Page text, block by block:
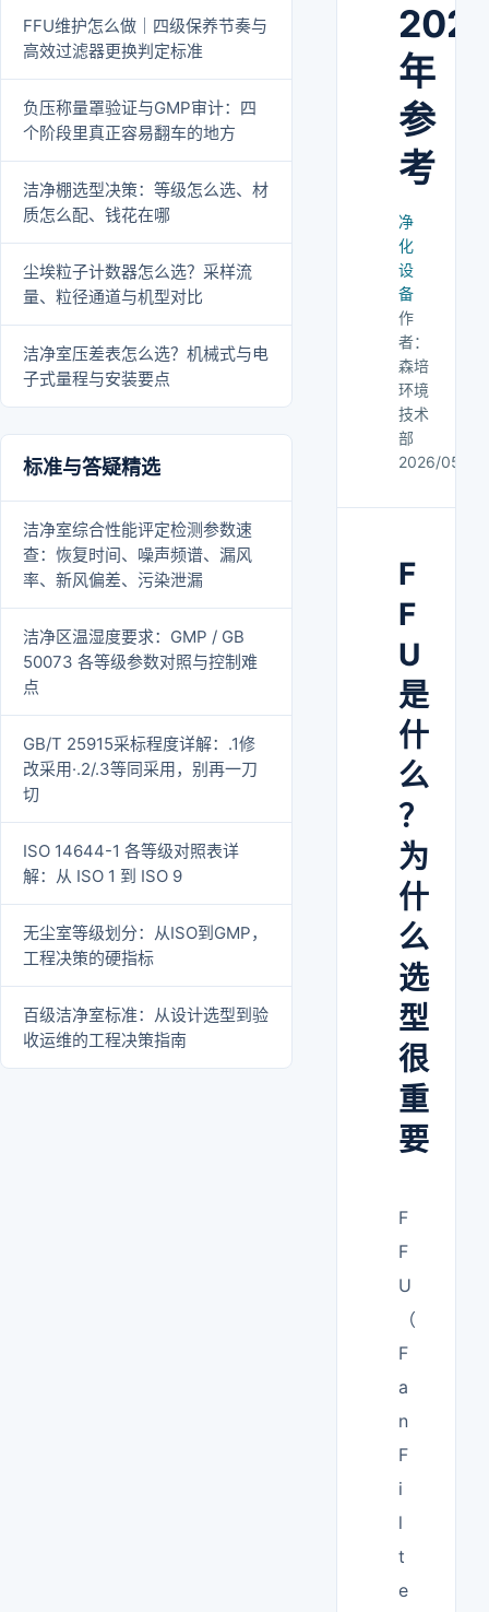
FFU维护怎么做｜四级保养节奏与
高效过滤器更换判定标准
负压称量罩验证与GMP审计：四
个阶段里真正容易翻车的地方
洁净棚选型决策：等级怎么选、材
质怎么配、钱花在哪
尘埃粒子计数器怎么选？采样流
量、粒径通道与机型对比
洁净室压差表怎么选？机械式与电
子式量程与安装要点
标准与答疑精选
洁净室综合性能评定检测参数速
查：恢复时间、噪声频谱、漏风
率、新风偏差、污染泄漏
洁净区温湿度要求：GMP / GB
50073 各等级参数对照与控制难
点
GB/T 25915采标程度详解：.1修
改采用·.2/.3等同采用，别再一刀
切
ISO 14644-1 各等级对照表详
解：从 ISO 1 到 ISO 9
无尘室等级划分：从ISO到GMP，
工程决策的硬指标
百级洁净室标准：从设计选型到验
收运维的工程决策指南
年
参
考
净
化
设
备
作
者：
森培
环境
技术
部
2026/05/21
F
F
U
是
什
么
？
为
什
么
选
型
很
重
要
F
F
U
（
F
a
n
F
i
l
t
e